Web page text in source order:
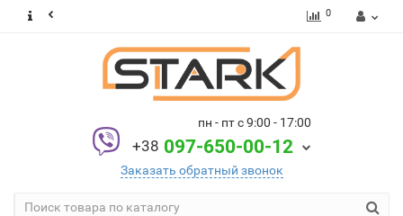
0
пн - пт с 9:00 - 17:00
+38 097-650-00-12
Заказать обратный звонок